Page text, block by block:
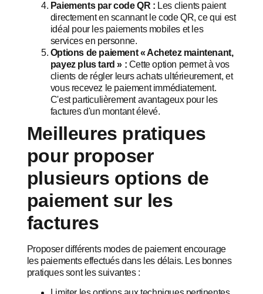
Paiements par code QR : Les clients paient
directement en scannant le code QR, ce qui est
idéal pour les paiements mobiles et les
services en personne.
Options de paiement « Achetez maintenant,
payez plus tard » : Cette option permet à vos
clients de régler leurs achats ultérieurement, et
vous recevez le paiement immédiatement.
C'est particulièrement avantageux pour les
factures d'un montant élevé.
Meilleures pratiques
pour proposer
plusieurs options de
paiement sur les
factures
Proposer différents modes de paiement encourage
les paiements effectués dans les délais. Les bonnes
pratiques sont les suivantes :